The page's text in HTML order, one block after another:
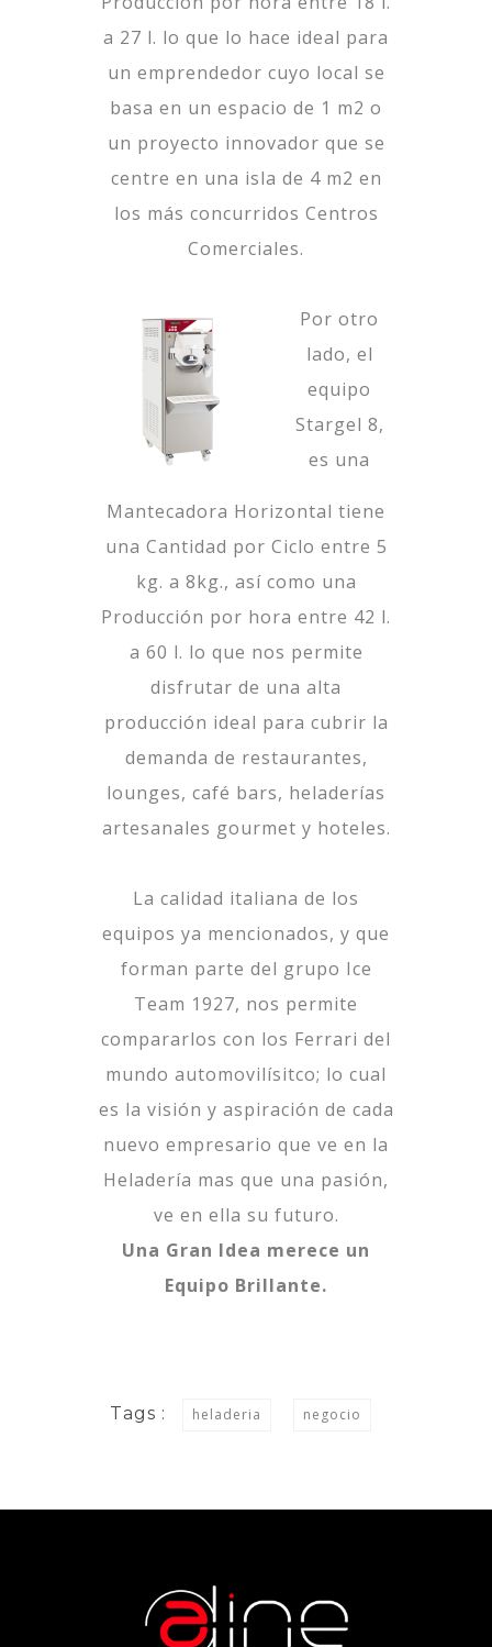
a 27 l. lo que lo hace ideal para
un emprendedor cuyo local se
basa en un espacio de 1 m2 o
un proyecto innovador que se
centre en una isla de 4 m2 en
los más concurridos Centros
Comerciales.
Por otro
lado, el
equipo
Stargel 8,
es una
Mantecadora Horizontal tiene
una Cantidad por Ciclo entre 5
kg. a 8kg., así como una
Producción por hora entre 42 l.
a 60 l. lo que nos permite
disfrutar de una alta
producción ideal para cubrir la
demanda de restaurantes,
lounges, café bars, heladerías
artesanales gourmet y hoteles.
La calidad italiana de los
equipos ya mencionados, y que
forman parte del grupo Ice
Team 1927, nos permite
compararlos con los Ferrari del
mundo automovilísitco; lo cual
es la visión y aspiración de cada
nuevo empresario que ve en la
Heladería mas que una pasión,
ve en ella su futuro.
Una Gran Idea merece un
Equipo Brillante.
Tags : heladeria negocio